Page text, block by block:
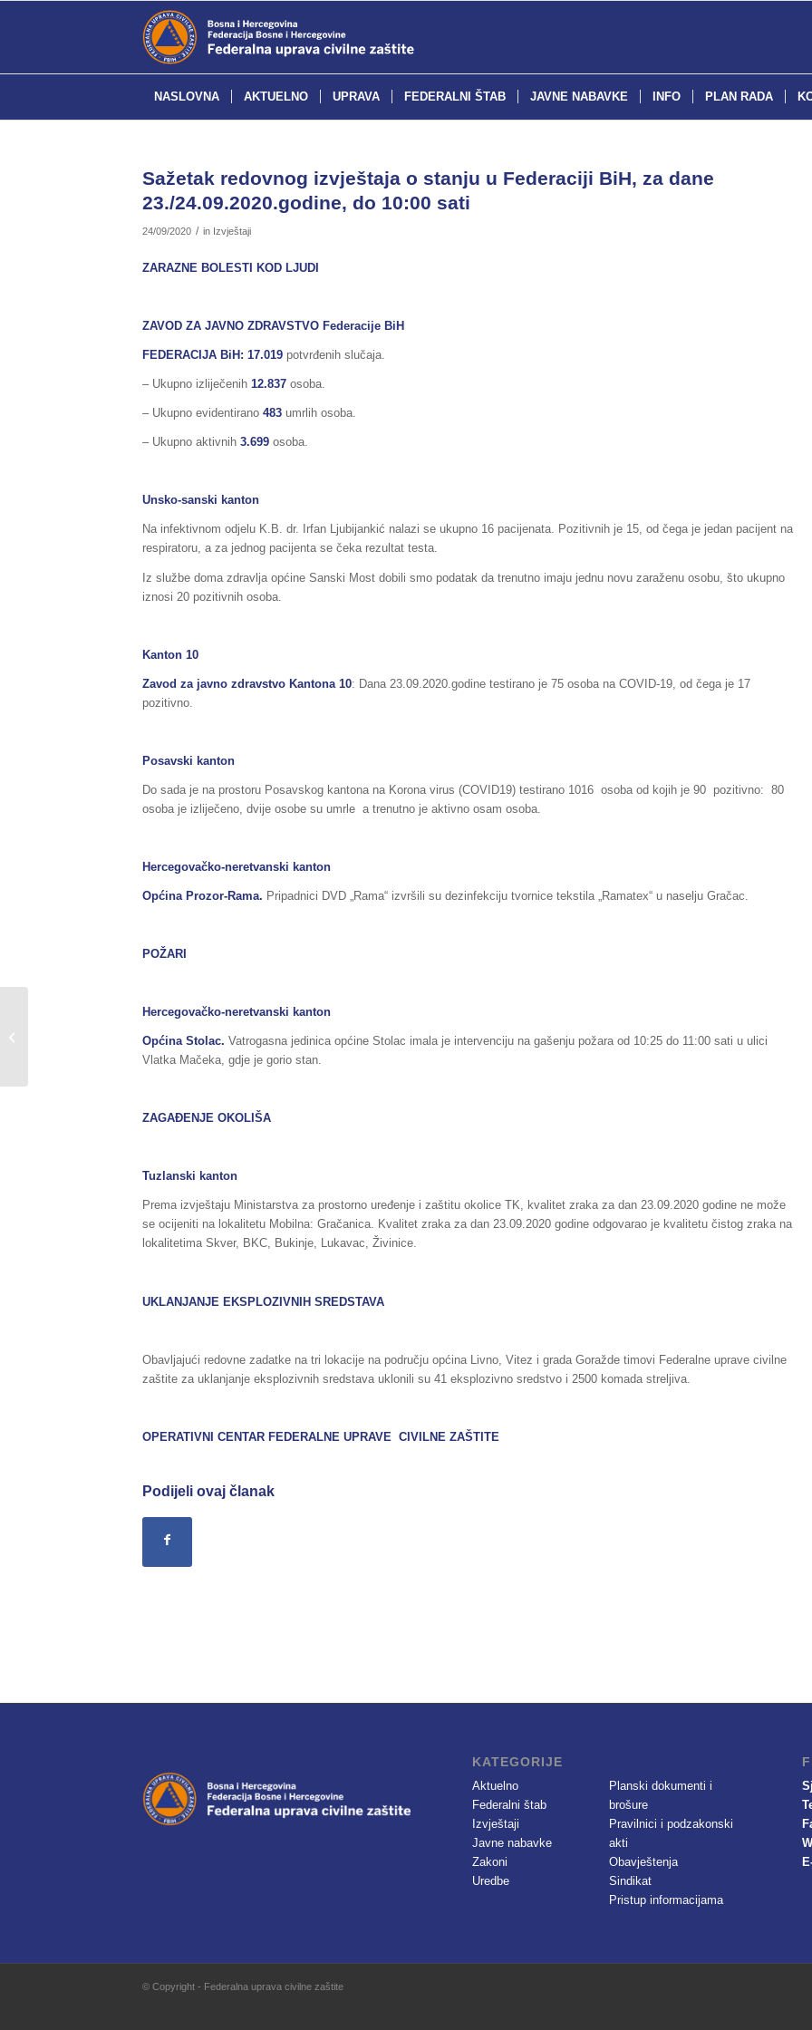
NASLOVNA AKTUELNO UPRAVA FEDERALNI ŠTAB JAVNE NABAVKE INFO PLAN RADA
Sažetak redovnog izvještaja o stanju u Federaciji BiH, za dane
23./24.09.2020.godine, do 10:00 sati
24/09/2020 / in Izvještaji
ZARAZNE BOLESTI KOD LJUDI
ZAVOD ZA JAVNO ZDRAVSTVO Federacije BiH
FEDERACIJA BiH : 17.019 potvrđenih slučaja.
– Ukupno izliječenih 12.837 osoba.
– Ukupno evidentirano 483 umrlih osoba.
– Ukupno aktivnih 3.699 osoba.
Unsko-sanski kanton
Na infektivnom odjelu K.B. dr. Irfan Ljubijankić nalazi se ukupno 16 pacijenata. Pozitivnih je 15, od čega je jedan pacijent na
respiratoru, a za jednog pacijenta se čeka rezultat testa.
Iz službe doma zdravlja općine Sanski Most dobili smo podatak da trenutno imaju jednu novu zaraženu osobu, što ukupno
iznosi 20 pozitivnih osoba.
Kanton 10
Zavod za javno zdravstvo Kantona 10: Dana 23.09.2020.godine testirano je 75 osoba na COVID-19, od čega je 17
pozitivno.
Posavski kanton
Do sada je na prostoru Posavskog kantona na Korona virus (COVID19) testirano 1016 osoba od kojih je 90 pozitivno: 80
osoba je izliječeno, dvije osobe su umrle a trenutno je aktivno osam osoba.
Hercegovačko-neretvanski kanton
Općina Prozor-Rama. Pripadnici DVD „Rama“ izvršili su dezinfekciju tvornice tekstila „Ramatex“ u naselju Gračac.
POŽARI
Hercegovačko-neretvanski kanton
Općina Stolac. Vatrogasna jedinica općine Stolac imala je intervenciju na gašenju požara od 10:25 do 11:00 sati u ulici
Vlatka Mačeka, gdje je gorio stan.
ZAGAĐENJE OKOLIŠA
Tuzlanski kanton
Prema izvještaju Ministarstva za prostorno uređenje i zaštitu okolice TK, kvalitet zraka za dan 23.09.2020 godine ne može
se ocijeniti na lokalitetu Mobilna: Gračanica. Kvalitet zraka za dan 23.09.2020 godine odgovarao je kvalitetu čistog zraka na
lokalitetima Skver, BKC, Bukinje, Lukavac, Živinice.
UKLANJANJE EKSPLOZIVNIH SREDSTAVA
Obavljajući redovne zadatke na tri lokacije na području općina Livno, Vitez i grada Goražde timovi Federalne uprave civilne
zaštite za uklanjanje eksplozivnih sredstava uklonili su 41 eksplozivno sredstvo i 2500 komada streljiva.
OPERATIVNI CENTAR FEDERALNE UPRAVE CIVILNE ZAŠTITE
Podijeli ovaj članak
KATEGORIJE
Aktuelno
Federalni štab
Izvještaji
Javne nabavke
Zakoni
Uredbe
Planski dokumenti i
brošure
Pravilnici i podzakonski
akti
Obavještenja
Sindikat
Pristup informacijama
© Copyright - Federalna uprava civilne zaštite
Sažetak redovnog izvještaja o stanju
u Federaciji BiH, za dane
22./23.09.2020.godine,...